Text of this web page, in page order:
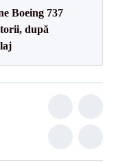
Boeing 737
după